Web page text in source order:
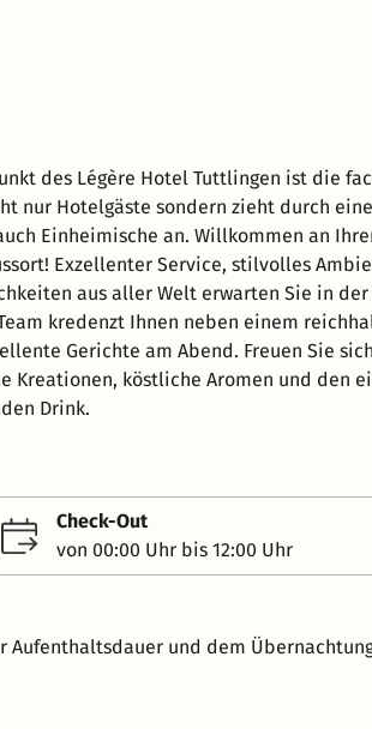
des Légère Hotel Tuttlingen ist die
nur Hotelgäste sondern zieht durch
Einheimische an. Willkommen an
Exzellenter Service, stilvolles
aus aller Welt erwarten Sie in der
kredenzt Ihnen neben einem
Gerichte am Abend. Freuen Sie
Kreationen, köstliche Aromen und den
Drink.
Check-Out
von 00:00 Uhr bis 12:00 Uhr
und dem